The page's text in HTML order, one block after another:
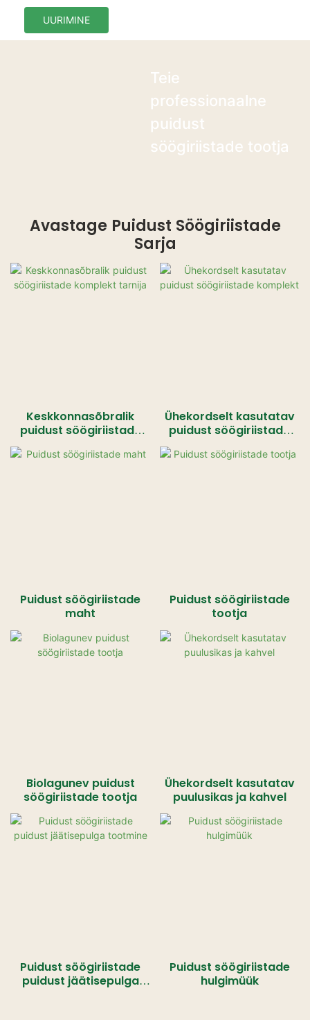
UURIMINE
Teie
professionaalne
puidust
söögiriistade tootja
Avastage Puidust Söögiriistade
Sarja
Keskkonnasõbralik
puidust söögiriistade
Ühekordselt kasutatav
puidust söögiriistade
Puidust söögiriistade
maht
Puidust söögiriistade
tootja
Biolagunev puidust
söögiriistade tootja
Ühekordselt kasutatav
puulusikas ja kahvel
Puidust söögiriistade
puidust jäätisepulga
Puidust söögiriistade
hulgimüük